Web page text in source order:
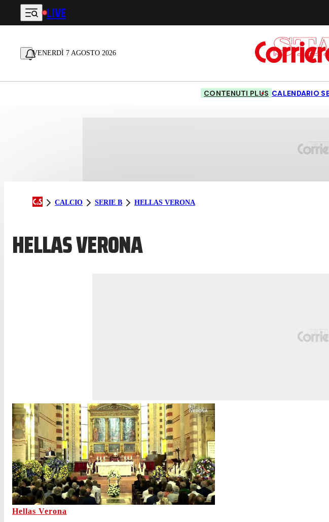
Vai al contenuto principale
LIVE
VENERDÌ 7 AGOSTO 2026
CONTENUTI PLUS CALENDARIO
CALCIO SERIE B HELLAS VERONA
HELLAS VERONA
Hellas Verona